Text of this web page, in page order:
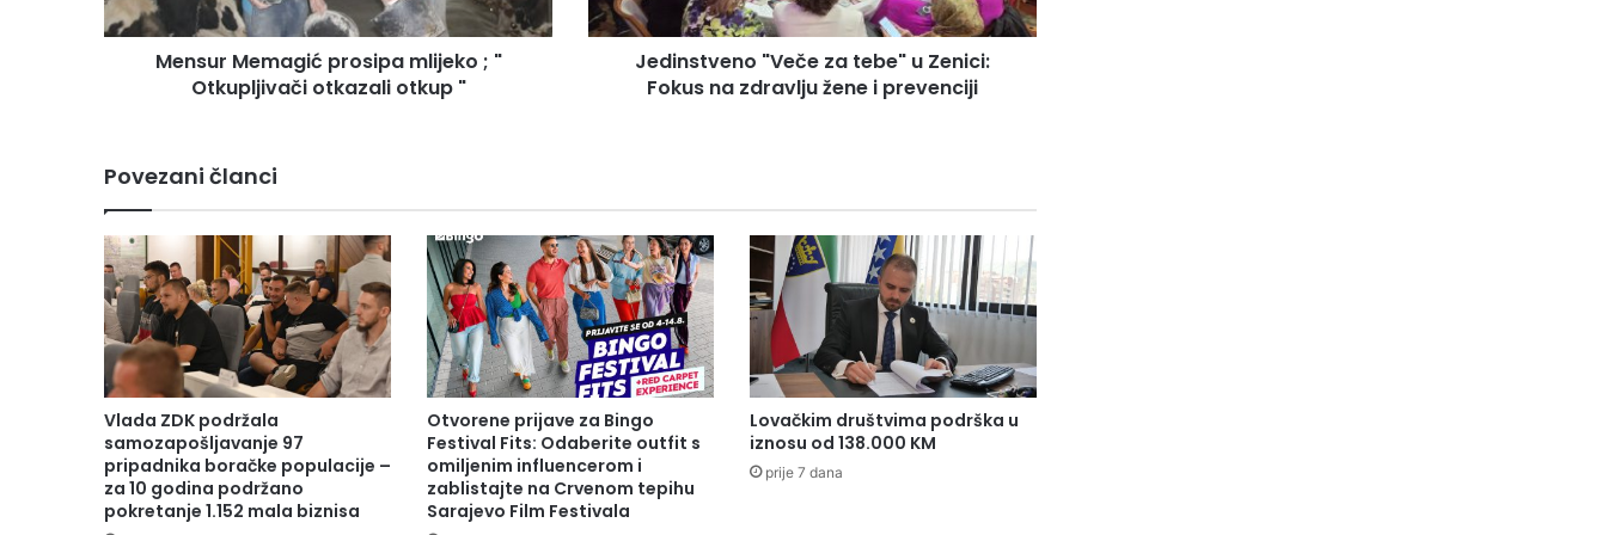
e
m
r
o
s
i
p
a
m
i
j
e
k
o
;
Mensur Memagić prosipa mlijeko ; "
Otkupljivači otkazali otkup "
e
e
z
a
t
e
b
e
"
Z
e
n
i
Jedinstveno "Veče za tebe" u Zenici:
Fokus na zdravlju žene i prevenciji
Povezani članci
Vlada ZDK podržala
samozapošljavanje 97
pripadnika boračke populacije –
za 10 godina podržano
pokretanje 1.152 mala biznisa
Otvorene prijave za Bingo
Festival Fits: Odaberite outfit s
omiljenim influencerom i
zablistajte na Crvenom tepihu
Sarajevo Film Festivala
Lovačkim društvima podrška u
iznosu od 138.000 KM
prije 7 dana